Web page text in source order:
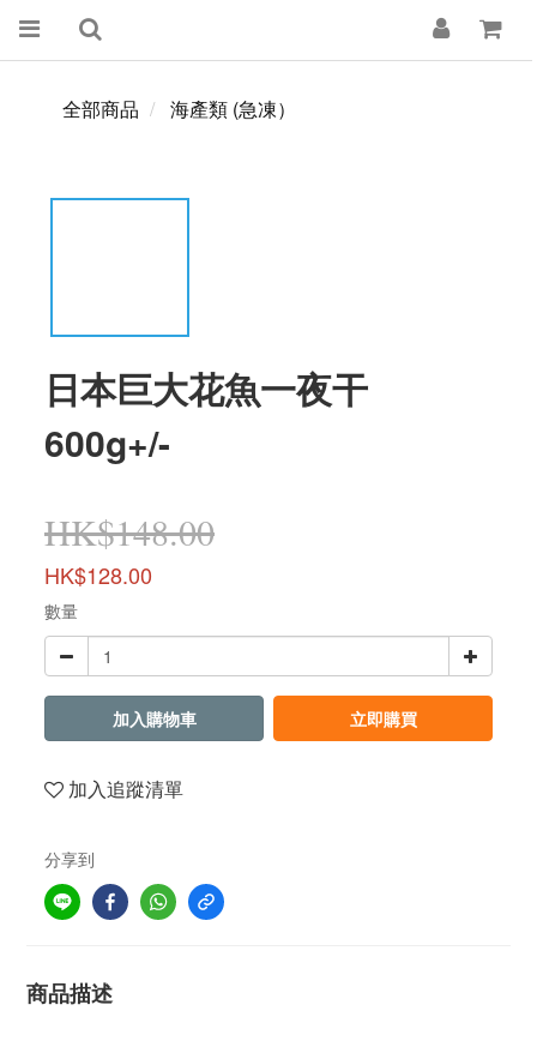
全部商品 海產類 (急凍）
日本巨大花魚一夜干
600g+/-
HK$148.00
HK$128.00
數量
加入購物車 立即購買
加入追蹤清單
分享到
商品描述